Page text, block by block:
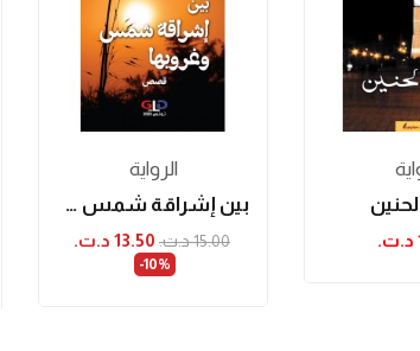
الرواية
بين إشراقة شمس وغروبها
15.00 د.ت.‏ 13.50 د.ت.‏
‎-10%